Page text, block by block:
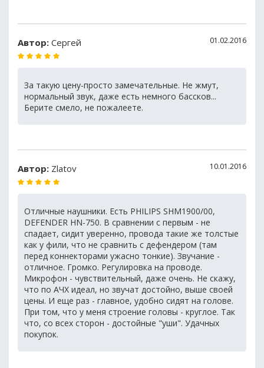
Автор: Сергей 01.02.2016
За такую цену-просто замечательные. Не жмут,
нормальный звук, даже есть немного бассков...
Берите смело, не пожалеете.
Автор: Zlatov 10.01.2016
Отличные наушники. Есть PHILIPS SHM1900/00,
DEFENDER HN-750. В сравнении с первым - не
спадает, сидит уверенно, провода такие же толстые
как у фили, что не сравнить с дефендером (там
перед коннекторами ужасно тонкие). Звучание -
отличное. Громко. Регулировка на проводе.
Микрофон - чувствительный, даже очень. Не скажу,
что по АЧХ идеал, но звучат достойно, выше своей
цены. И еще раз - главное, удобно сидят на голове.
При том, что у меня строение головы - круглое. Так
что, со всех сторон - достойные "уши". Удачных
покупок.